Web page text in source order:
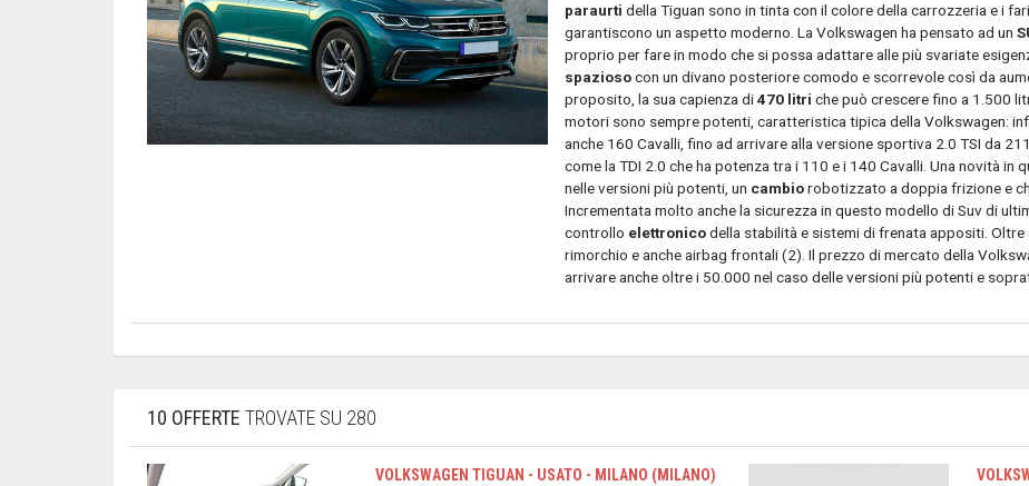
paraurti della Tiguan sono in tinta con il colore della carrozzeria e i
garantiscono un aspetto moderno. La Volkswagen ha pensato ad un
proprio per fare in modo che si possa adattare alle più svariate
spaziosocon un divano posteriore comodo e scorrevole così da
proposito, la sua capienza di470 litri che può crescere fino a 1.500
motori sono sempre potenti, caratteristica tipica della Volkswagen:
anche 160 Cavalli, fino ad arrivare alla versione sportiva 2.0 TSI da
come la TDI 2.0 che ha potenza tra i 110 e i 140 Cavalli. Una novità in
nelle versioni più potenti, un cambiorobotizzato a doppia frizione e
Incrementata molto anche la sicurezza in questo modello di Suv di
controllo elettronicodella stabilità e sistemi di frenata appositi.
rimorchio e anche airbag frontali (2). Il prezzo di mercato della
arrivare anche oltre i 50.000 nel caso delle versioni più potenti e
10 OFFERTE TROVATE SU 280
VOLKSWAGEN TIGUAN - USATO - MILANO (MILANO)